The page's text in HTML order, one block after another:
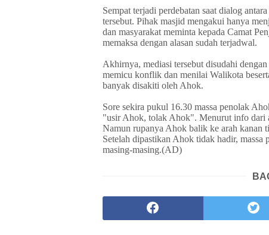
Sempat terjadi perdebatan saat dialog
tersebut. Pihak masjid mengakui hanya
dan masyarakat meminta kepada Camat
memaksa dengan alasan sudah terjadwal.
Akhirnya, mediasi tersebut disudahi
memicu konflik dan menilai Walikota
banyak disakiti oleh Ahok.
Sore sekira pukul 16.30 massa penolak
"usir Ahok, tolak Ahok". Menurut info dari
Namun rupanya Ahok balik ke arah kanan
Setelah dipastikan Ahok tidak hadir,
masing-masing.(AD)